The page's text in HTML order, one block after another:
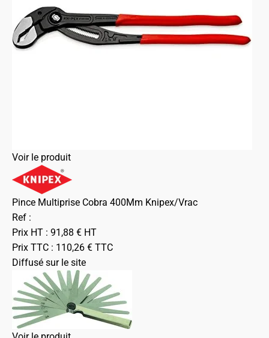
Voir le produit
Pince Multiprise Cobra 400Mm Knipex/Vrac
Ref :
Prix HT : 91,88 € HT
Prix TTC : 110,26 € TTC
Diffusé sur le site